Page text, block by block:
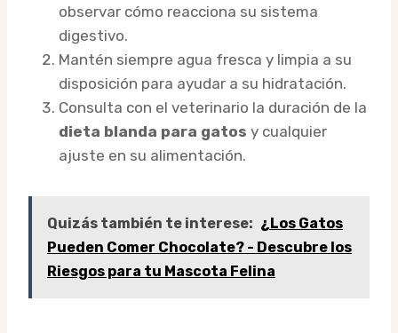
observar cómo reacciona su sistema
digestivo.
Mantén siempre agua fresca y limpia a su
disposición para ayudar a su hidratación.
Consulta con el veterinario la duración de la
dieta blanda para gatos y cualquier
ajuste en su alimentación.
Quizás también te interese: ¿Los Gatos
Pueden Comer Chocolate? - Descubre los
Riesgos para tu Mascota Felina